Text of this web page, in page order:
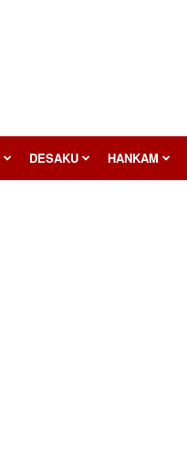
DESAKU HANKAM